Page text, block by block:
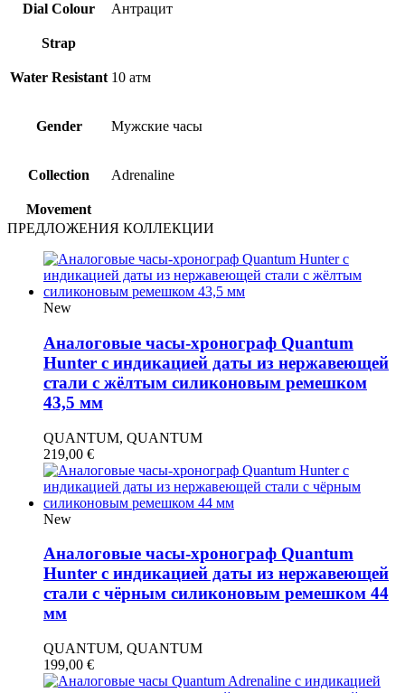
Dial Colour Антрацит
Strap
Water Resistant 10 атм
Gender Мужские часы
Collection Adrenaline
Movement
ПРЕДЛОЖЕНИЯ КОЛЛЕКЦИИ
New
Аналоговые часы-хронограф Quantum
Hunter с индикацией даты из нержавеющей
стали с жёлтым силиконовым ремешком
43,5 мм
QUANTUM, QUANTUM
219,00 €
New
Аналоговые часы-хронограф Quantum
Hunter с индикацией даты из нержавеющей
стали с чёрным силиконовым ремешком 44
мм
QUANTUM, QUANTUM
199,00 €